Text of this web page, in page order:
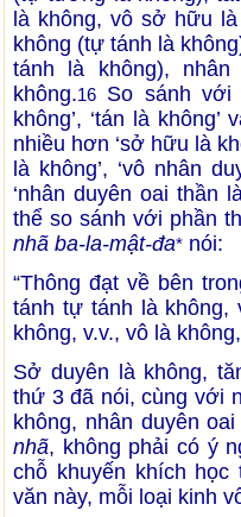
là không, vô sở hữu
không (tự tánh là
tánh là không),
không.16 So sánh với
không’, ‘tán là
nhiều hơn ‘sở hữu là
là không’, ‘vô nhân
‘nhân duyên oai thần
thể so sánh với phần
nhã ba-la-mật-đa* nói:
“Thông đạt về bên
tánh tự tánh là không,
không, v.v., vô là không,
Sở duyên là không,
thứ 3 đã nói, cùng với
không, nhân duyên
nhã, không phải có ý
chỗ khuyến khích
văn này, mỗi loại kinh